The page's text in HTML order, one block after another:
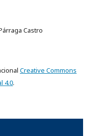
Castro
Creative Commons
4.0.